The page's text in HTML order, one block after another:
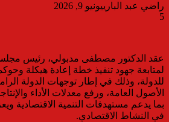
راضي عبد البارييونيو 9, 2026
5
عقد الدكتور مصطفى مدبولي، رئيس مجلس
لمتابعة جهود تنفيذ خطة إعادة هيكلة
للدولة، وذلك في إطار توجهات الدولة
الأصول العامة، ورفع معدلات الأداء
بما يدعم مستهدفات التنمية الاقتصادية
في النشاط الاقتصادي.